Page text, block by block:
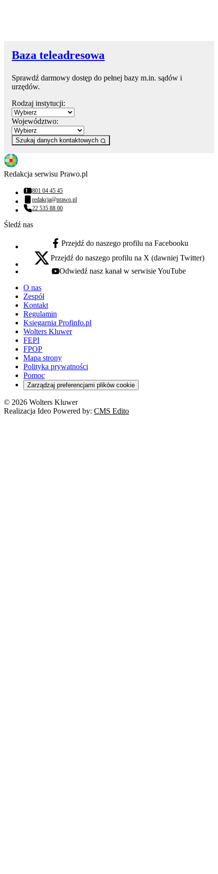
Baza teleadresowa
Sprawdź darmowy dostęp do pełnej bazy m.in. sądów i
urzędów.
Rodzaj instytucji:
Województwo:
Szukaj danych kontaktowych
Redakcja serwisu Prawo.pl
Numer telefonu:
801 04 45 45
Adres email:
redakcja@prawo.pl
Numer telefonu:
22 535 88 00
Śledź nas
facebook - otwiera się w nowej karcie
Przejdź do naszego profilu na Facebooku
x - otwiera się w nowej karcie
Przejdź do naszego profilu na X (dawniej Twitter)
youtube - otwiera się w nowej karcie
Odwiedź nasz kanał w serwisie YouTube
O nas
Zespół
Kontakt
Regulamin
Księgarnia Profinfo.pl
Wolters Kluwer
FEPI
FPOP
Mapa strony
Polityka prywatności
Pomoc
Zarządzaj preferencjami plików cookie
© 2026 Wolters Kluwer
Realizacja Ideo Powered by: CMS Edito